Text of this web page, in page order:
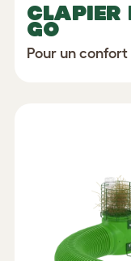
CLAPIER
GO
Pour un